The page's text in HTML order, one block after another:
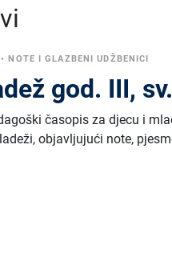
•NOTE I GLAZBENI UDŽBENICI
god. III,
časopis za djecu i
objavljujući note,